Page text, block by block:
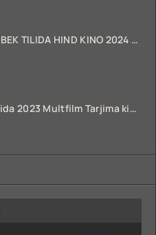
SALAAR 2 QISMI UZBEK TILIDA HIND KINO 2024 TARJIMA 720p HD Skachat
O'lik Kelin Uzbek tilida 2023 Multfilm Tarjima kino skachat